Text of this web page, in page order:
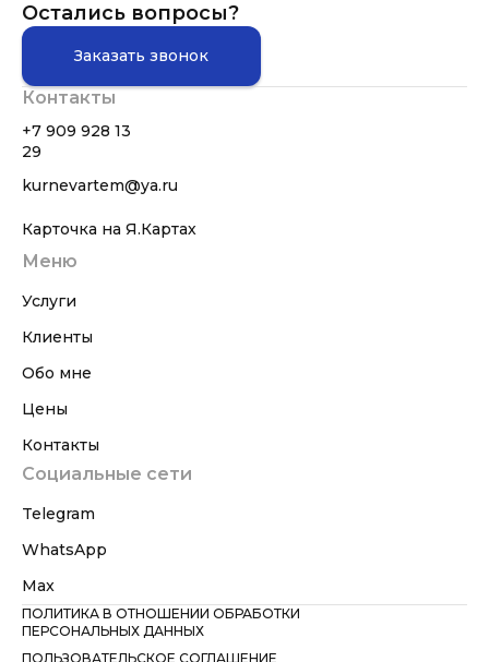
Остались вопросы?
Заказать звонок
Контакты
+7 909 928 13
29
kurnevartem@ya.ru
Карточка на Я.Картах
Меню
Услуги
Клиенты
Обо мне
Цены
Контакты
Социальные сети
Telegram
WhatsApp
Max
ПОЛИТИКА В ОТНОШЕНИИ ОБРАБОТКИ
ПЕРСОНАЛЬНЫХ ДАННЫХ
ПОЛЬЗОВАТЕЛЬСКОЕ СОГЛАШЕНИЕ